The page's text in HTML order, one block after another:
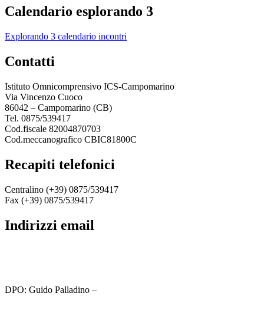
calendario esplorando 3
explorando 3 calendario incontri
contatti
Istituto Omnicomprensivo ICS-Campomarino
Via Vincenzo Cuoco
86042 – Campomarino (CB)
Tel. 0875/539417
Cod.fiscale 82004870703
Cod.meccanografico CBIC81800C
recapiti telefonici
Centralino (+39) 0875/539417
Fax (+39) 0875/539417
indirizzi email
DPO: Guido Palladino –